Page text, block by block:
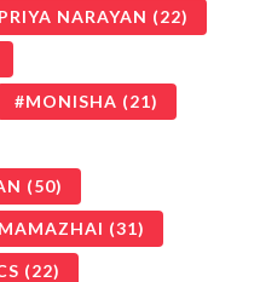
NARAYAN (22)
MONISHA (21)
(50)
(31)
(22)